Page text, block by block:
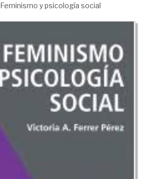
Feminismo y psicología social